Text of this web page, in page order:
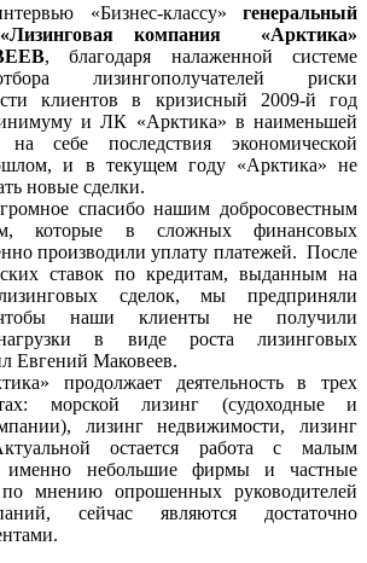
«Бизнес-классу» генеральный
компания «Арктика»
, благодаря налаженной системе
лизингополучателей риски
клиентов в кризисный 2009-й год
и ЛК «Арктика» в наименьшей
себе последствия экономической
и в текущем году «Арктика» не
новые сделки.
спасибо нашим добросовестным
которые в сложных финансовых
производили уплату платежей. После
ставок по кредитам, выданным на
сделок, мы предприняли
наши клиенты не получили
в виде роста лизинговых
Евгений Маковеев.
продолжает деятельность в трех
морской лизинг (судоходные и
лизинг недвижимости, лизинг
остается работа с малым
именно небольшие фирмы и частные
по мнению опрошенных руководителей
сейчас являются достаточно